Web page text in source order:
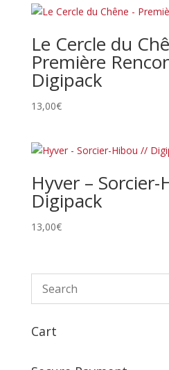
Le Cercle du
Première
Digipack
13,00€
Hyver –
Digipack
13,00€
Cart